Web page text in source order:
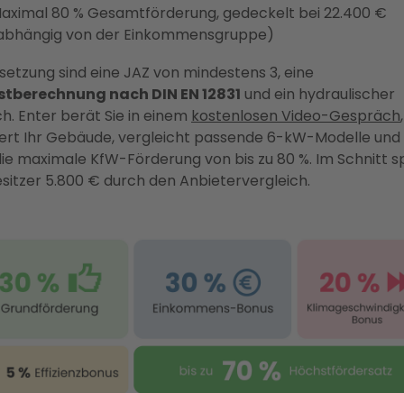
80 % Gesamtförderung, gedeckelt bei 22.400 €
von der Einkommensgruppe)
sind eine JAZ von mindestens 3, eine
nach DIN EN 12831 und ein hydraulischer
Enter berät Sie in einem kostenlosen Video-Gespräch,
Ihr Gebäude, vergleicht passende 6-kW-Modelle
maximale KfW-Förderung von bis zu 80 %. Im Schnitt
5.800 € durch den Anbietervergleich.